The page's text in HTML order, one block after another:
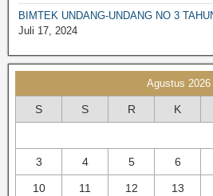
BIMTEK DPRD|SET. DPRD
BIMTEK SOP
BIMTEK KEPENDUDUKAN & CATATAN
BIMTEK TATA RUANG
BIMTEK UNDANG-UNDANG NO 3
Juli 17, 2024
Agustus 2026
S S R K
3 4 5 6
10 11 12 13